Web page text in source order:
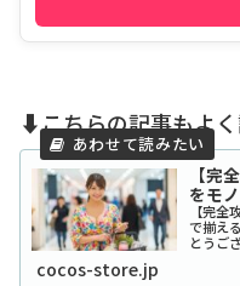
⬇️こちらの記事もよ
【完
をモ
【完
で揃え
とうご
のシ
cocos-store.jp